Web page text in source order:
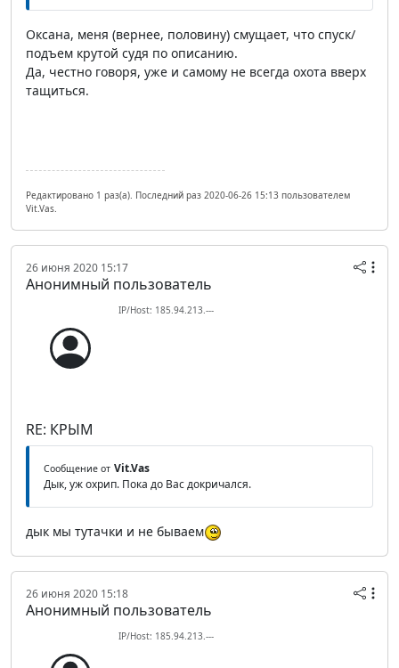
Оксана, меня (вернее, половину) смущает, что спуск/
подъем крутой судя по описанию.
Да, честно говоря, уже и самому не всегда охота вверх
тащиться.
Редактировано 1 раз(а). Последний раз 2020-06-26 15:13 пользователем
Vit.Vas.
26 июня 2020 15:17
Анонимный пользователь
IP/Host: 185.94.213.---
RE: КРЫМ
Сообщение от Vit.Vas
Дык, уж охрип. Пока до Вас докричался.
дык мы тутачки и не бываем
26 июня 2020 15:18
Анонимный пользователь
IP/Host: 185.94.213.---